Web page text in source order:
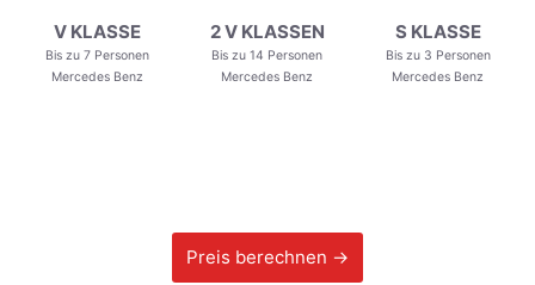
V KLASSE
Bis zu 7 Personen
Mercedes Benz
2 V KLASSEN
Bis zu 14 Personen
Mercedes Benz
S KLASSE
Bis zu 3 Personen
Mercedes Benz
Preis berechnen →